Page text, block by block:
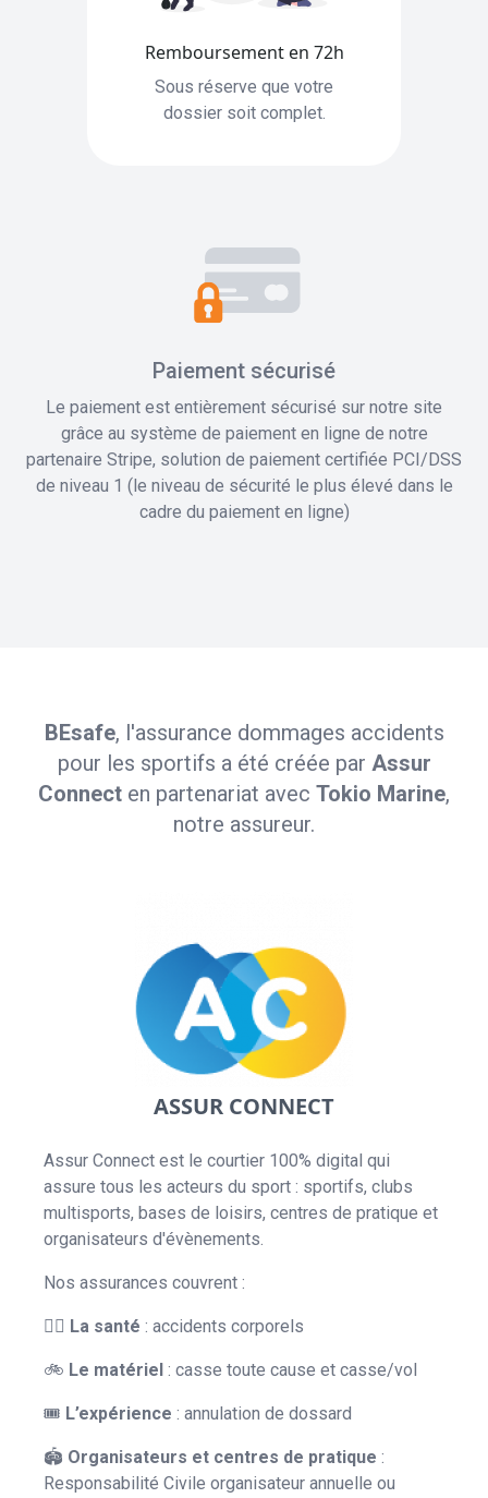
Remboursement en 72h
Sous réserve que votre
dossier soit complet.
Paiement sécurisé
Le paiement est entièrement sécurisé sur notre site
grâce au système de paiement en ligne de notre
partenaire Stripe, solution de paiement certifiée PCI/DSS
de niveau 1 (le niveau de sécurité le plus élevé dans le
cadre du paiement en ligne)
BEsafe, l'assurance dommages accidents
pour les sportifs a été créée par Assur
Connect en partenariat avec Tokio Marine,
notre assureur.
ASSUR CONNECT
Assur Connect est le courtier 100% digital qui
assure tous les acteurs du sport : sportifs, clubs
multisports, bases de loisirs, centres de pratique et
organisateurs d'évènements.
Nos assurances couvrent :
👨‍⚕️ La santé : accidents corporels
🚲 Le matériel : casse toute cause et casse/vol
🎟️ L’expérience : annulation de dossard
🏟 Organisateurs et centres de pratique :
Responsabilité Civile organisateur annuelle ou